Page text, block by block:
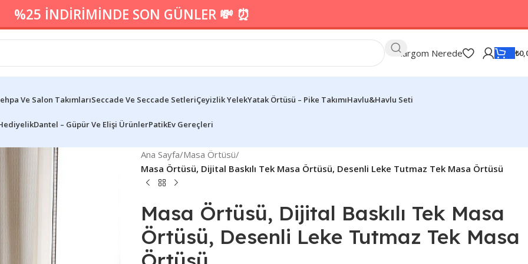
%25 İNDİRİMİNDE SON GÜNLER 💸 ⏰
Kargom Nerede ₺
Ve Salon TakımlarıSeccade Ve Seccade SetleriÇeyizlik YelekYatak Örtüsü – Pike TakımıHavlu&Havlu Seti
Dantel – Güpür Ve Elişi ÜrünlerPatikEv Gereçleri
Ana Sayfa/Masa Örtüsü/
Masa Örtüsü, Dijital Baskılı Tek Masa Örtüsü, Desenli Leke Tutmaz Tek Masa Örtüsü
Masa Örtüsü, Dijital Baskılı Tek Masa
Örtüsü, Desenli Leke Tutmaz Tek Masa